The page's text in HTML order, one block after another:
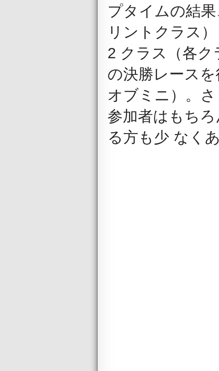
プタイムの結
リントクラス
2 クラス（各
の決勝レース
オブミニ）。
参加者はもち
る方も少 なく